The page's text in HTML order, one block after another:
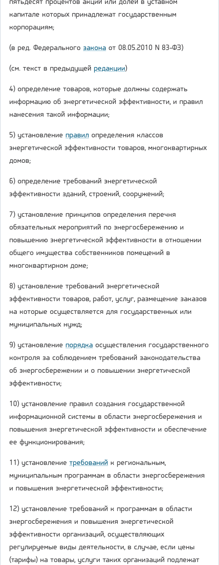
пятьдесят процентов акций или долей в уставном
капитале которых принадлежат государственным
корпорациям;
(в ред. Федерального закона от 08.05.2010 N 83-ФЗ)
(см. текст в предыдущей редакции)
4) определение товаров, которые должны содержать
информацию об энергетической эффективности, и правил
нанесения такой информации;
5) установление правил определения классов
энергетической эффективности товаров, многоквартирных
домов;
6) определение требований энергетической
эффективности зданий, строений, сооружений;
7) установление принципов определения перечня
обязательных мероприятий по энергосбережению и
повышению энергетической эффективности в отношении
общего имущества собственников помещений в
многоквартирном доме;
8) установление требований энергетической
эффективности товаров, работ, услуг, размещение заказов
на которые осуществляется для государственных или
муниципальных нужд;
9) установление порядка осуществления государственного
контроля за соблюдением требований законодательства
об энергосбережении и о повышении энергетической
эффективности;
10) установление правил создания государственной
информационной системы в области энергосбережения и
повышения энергетической эффективности и обеспечение
ее функционирования;
11) установление требований к региональным,
муниципальным программам в области энергосбережения
и повышения энергетической эффективности;
12) установление требований к программам в области
энергосбережения и повышения энергетической
эффективности организаций, осуществляющих
регулируемые виды деятельности, в случае, если цены
(тарифы) на товары, услуги таких организаций подлежат